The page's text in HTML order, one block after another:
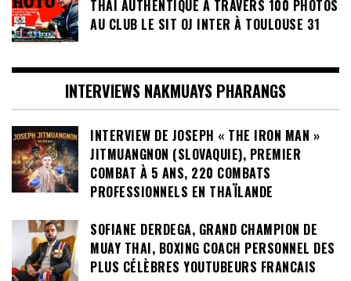
THAI AUTHENTIQUE À TRAVERS 100 PHOTOS
AU CLUB LE SIT OJ INTER À TOULOUSE 31
INTERVIEWS NAKMUAYS PHARANGS
INTERVIEW DE JOSEPH « THE IRON MAN »
JITMUANGNON (SLOVAQUIE), PREMIER
COMBAT À 5 ANS, 220 COMBATS
PROFESSIONNELS EN THAÏLANDE
SOFIANE DERDEGA, GRAND CHAMPION DE
MUAY THAI, BOXING COACH PERSONNEL DES
PLUS CÉLÈBRES YOUTUBEURS FRANCAIS